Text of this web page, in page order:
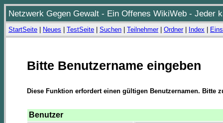
Netzwerk Gegen Gewalt - Ein Offenes WikiWeb - Jeder
StartSeite Neues TestSeite Suchen Teilnehmer| Ordner| Index
Bitte Benutzername eingeben
Diese Funktion erfordert einen gültigen Benutzernamen. Bitte
Benutzer